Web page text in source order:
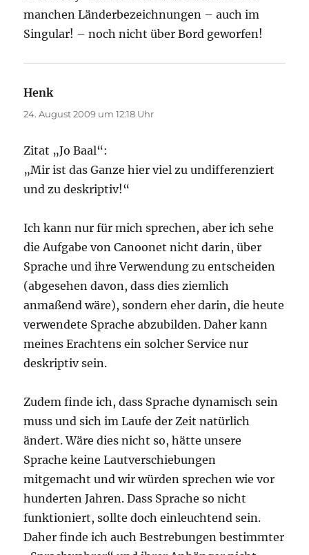
manchen Länderbezeichnungen – auch im
Singular! – noch nicht über Bord geworfen!
Henk
24. August 2009 um 12:18 Uhr
Zitat „Jo Baal“:
„Mir ist das Ganze hier viel zu undifferenziert
und zu deskriptiv!“
Ich kann nur für mich sprechen, aber ich sehe
die Aufgabe von Canoonet nicht darin, über
Sprache und ihre Verwendung zu entscheiden
(abgesehen davon, dass dies ziemlich
anmaßend wäre), sondern eher darin, die heute
verwendete Sprache abzubilden. Daher kann
meines Erachtens ein solcher Service nur
deskriptiv sein.
Zudem finde ich, dass Sprache dynamisch sein
muss und sich im Laufe der Zeit natürlich
ändert. Wäre dies nicht so, hätte unsere
Sprache keine Lautverschiebungen
mitgemacht und wir würden sprechen wie vor
hunderten Jahren. Dass Sprache so nicht
funktioniert, sollte doch einleuchtend sein.
Daher finde ich auch Bestrebungen bestimmter